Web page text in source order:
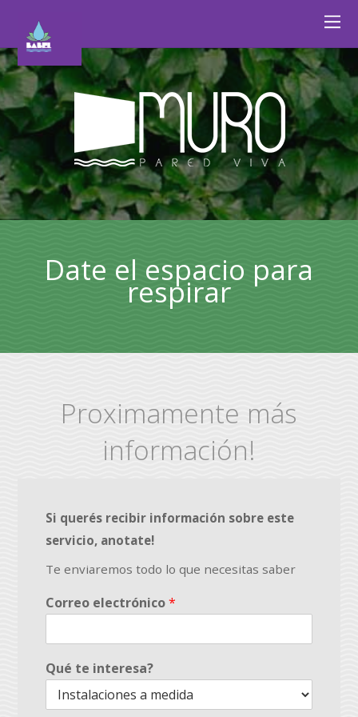
Date el espacio para
respirar
Proximamente más
información!
Si querés recibir información sobre este
servicio, anotate!
Te enviaremos todo lo que necesitas saber
Correo electrónico*
Qué te interesa?